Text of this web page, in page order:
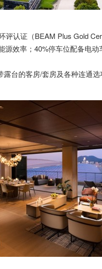
认证（BEAM Plus Gold
效率；40%停车位配备电动
台的客房/套房及各种连通